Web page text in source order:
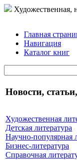
Художественная,
Главная
Навигация
Каталог книг
Новости,
Художественная
Детская литература
Научно-популярная
Бизнес-литература
Справочная